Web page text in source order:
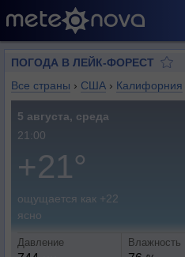
ПОГОДА В ЛЕЙК-ФОРЕСТ
Все страны › США › Калифорния
5 августа, среда
21:00
+21°
ощущается как +22
ясно
Давление Влажность